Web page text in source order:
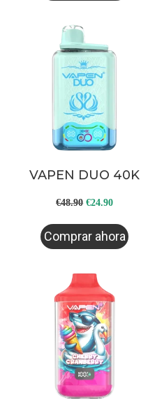
VAPEN DUO 40K
€48.90 Original
was:
€24.90Current
is:
Comprar ahora